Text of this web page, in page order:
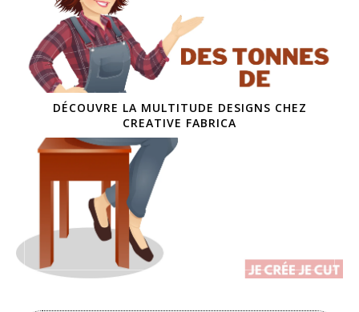
DÉCOUVRE LA MULTITUDE DESIGNS CHEZ
CREATIVE FABRICA